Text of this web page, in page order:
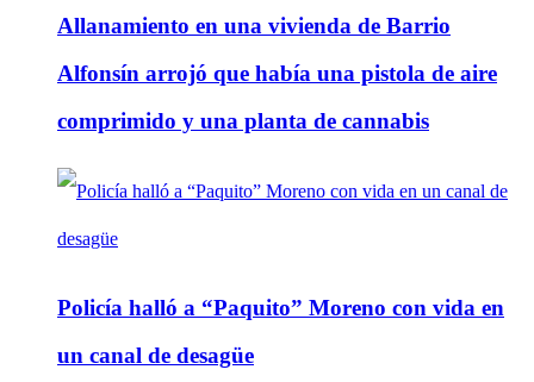
Allanamiento en una vivienda de Barrio
Alfonsín arrojó que había una pistola de aire
comprimido y una planta de cannabis
Policía halló a “Paquito” Moreno con vida en
un canal de desagüe